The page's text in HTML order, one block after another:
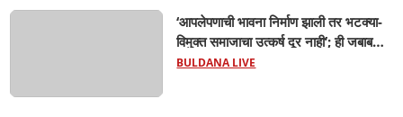
‘आपलेपणाची भावना निर्माण झाली तर भटक्या-
विमुक्त समाजाचा उत्कर्ष दूर नाही’; ही जबाबदारी
केवळ सरकारची नाही,आपल्या सर्वांची !
BULDANA LIVE